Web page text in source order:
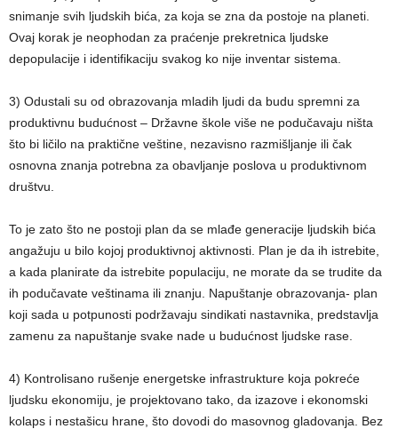
snimanje svih ljudskih bića, za koja se zna da postoje na planeti.
Ovaj korak je neophodan za praćenje prekretnica ljudske
depopulacije i identifikaciju svakog ko nije inventar sistema.
3) Odustali su od obrazovanja mladih ljudi da budu spremni za
produktivnu budućnost – Državne škole više ne podučavaju ništa
što bi ličilo na praktične veštine, nezavisno razmišljanje ili čak
osnovna znanja potrebna za obavljanje poslova u produktivnom
društvu.
To je zato što ne postoji plan da se mlađe generacije ljudskih bića
angažuju u bilo kojoj produktivnoj aktivnosti. Plan je da ih istrebite,
a kada planirate da istrebite populaciju, ne morate da se trudite da
ih podučavate veštinama ili znanju. Napuštanje obrazovanja- plan
koji sada u potpunosti podržavaju sindikati nastavnika, predstavlja
zamenu za napuštanje svake nade u budućnost ljudske rase.
4) Kontrolisano rušenje energetske infrastrukture koja pokreće
ljudsku ekonomiju, je projektovano tako, da izazove i ekonomski
kolaps i nestašicu hrane, što dovodi do masovnog gladovanja. Bez